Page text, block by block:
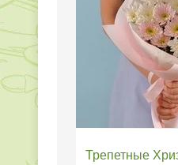
Трепетные